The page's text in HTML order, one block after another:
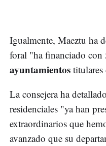
Igualmente, Maeztu ha
foral "ha financiado con
ayuntamientos titulares
La consejera ha
residenciales "ya han
extraordinarios que
avanzado que su